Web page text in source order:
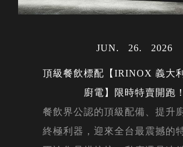
JUN 26 2026
頂級餐飲標配【IRINOX 義大
廚電】限時特賣開跑！
餐飲界公認的頂級配備、提升
終極利器，迎來全台最震撼的
JUN 22 2026
APR 24 2026
JAN 05 2026
OCT 30 2025
JAN 17 2025
MAY 22 2024
MAY 06 2024
APR 26 2024
MAR 2024
MAR 19 2024
FEB 27 2024
FEB 01 2024
JAN 17 2024
DEC 14
2023
NOV 29 2023
NOV 01 2023
AUG 04 2023
JUL 27 2023
APR 24 2023
APR 20 2023
JAN 31 2023
JAN 10 2023
DEC 15
2022
NOV 21 2022
OCT 14 2022
AUG 27 2022
MAY
12 2022
APR 08 2020
FEB 14 2020
DEC 23 2019
NOV 20 2019
OCT 16 2019
JUN 20 2019
MAY 20 2019
DEC 12 2018